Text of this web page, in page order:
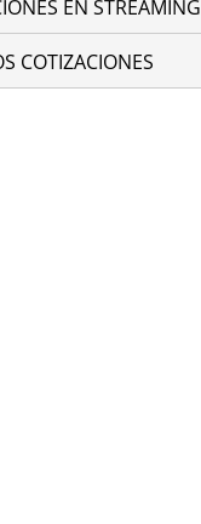
EN STREAMING
COTIZACIONES